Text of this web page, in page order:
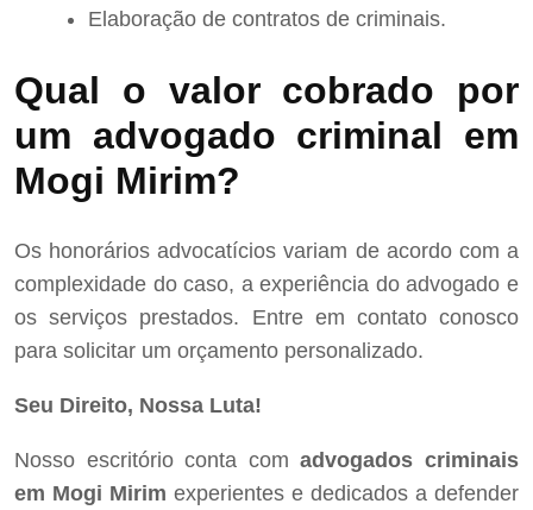
Elaboração de contratos de criminais.
Qual o valor cobrado por
um advogado criminal em
Mogi Mirim?
Os honorários advocatícios variam de acordo com a
complexidade do caso, a experiência do advogado e
os serviços prestados. Entre em contato conosco
para solicitar um orçamento personalizado.
Seu Direito, Nossa Luta!
Nosso escritório conta comadvogados criminais
em Mogi Mirim experientes e dedicados a defender